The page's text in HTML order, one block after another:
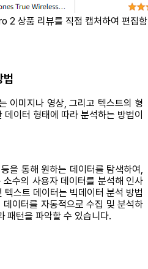
2 상품 리뷰를 직접 캡처하여 편집
법
이미지나 영상, 그리고 텍스트의 형
이터 형태에 따라 분석하는 방법이
을 통해 원하는 데이터를 탐색하여,
수의 사용자 데이터를 분석해 인사
스트 데이터는 빅데이터 분석 방법
이터를 자동적으로 수집 및 분석하
패턴을 파악할 수 있습니다.